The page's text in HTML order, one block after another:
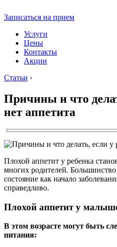
Записаться на прием
Услуги
Цены
Контакты
Акции
Статьи ›
Причины и что
нет аппетита
Плохой аппетит у ребенка
многих родителей.
состояние как начало
справедливо.
Плохой аппетит у
В этом возрасте могут быть
питания: